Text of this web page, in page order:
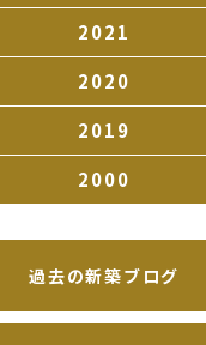
2021
2020
2019
2000
過去の新築ブログ